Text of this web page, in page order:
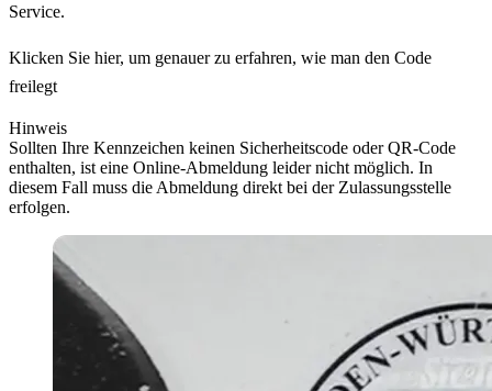
Service.
Klicken Sie hier, um genauer zu erfahren, wie man den Code
freilegt
Hinweis
Sollten Ihre Kennzeichen keinen Sicherheitscode oder QR-Code
enthalten, ist eine Online-Abmeldung leider nicht möglich. In
diesem Fall muss die Abmeldung direkt bei der Zulassungsstelle
erfolgen.